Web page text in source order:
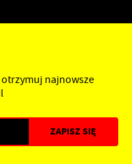
najnowsze